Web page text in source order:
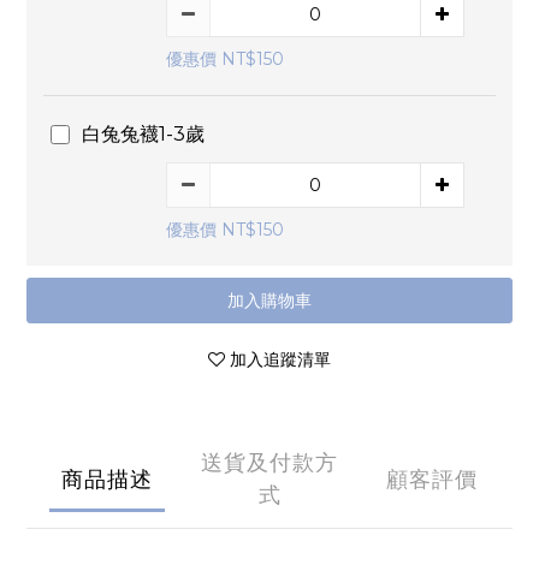
優惠價 NT$150
白兔兔襪1-3歲
優惠價 NT$150
加入購物車
加入追蹤清單
商品描述
送貨及付款方
式
顧客評價